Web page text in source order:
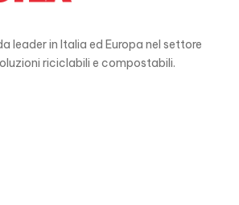
leader in Italia ed Europa nel settore
riciclabili e compostabili.